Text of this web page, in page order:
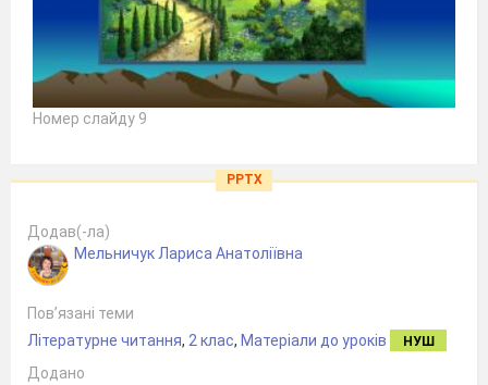
Номер слайду 9
PPTX
Додав(-ла)
Мельничук Лариса Анатоліївна
Пов’язані теми
Літературне читання, 2 клас, Матеріали до уроків НУШ
Додано